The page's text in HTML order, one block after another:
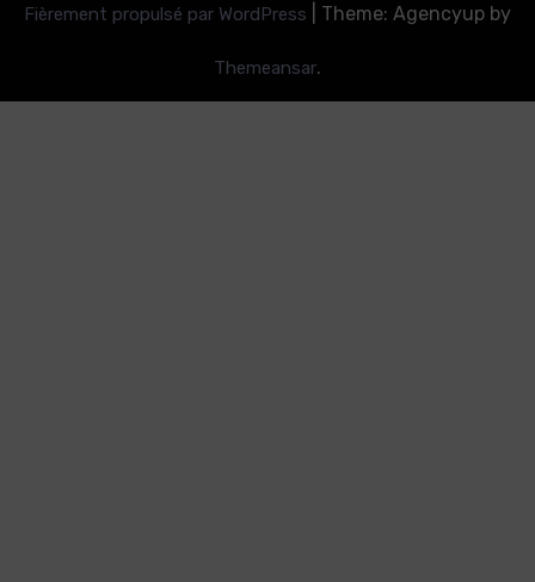
Fièrement propulsé par WordPress Theme: Agencyup by
Themeansar.